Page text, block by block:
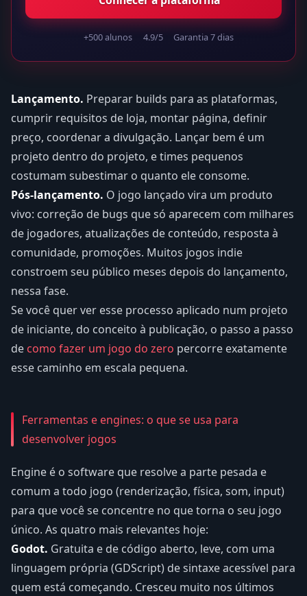
+500 alunos 4.9/5 Garantia 7 dias
Lançamento. Preparar builds para as plataformas,
cumprir requisitos de loja, montar página, definir
preço, coordenar a divulgação. Lançar bem é um
projeto dentro do projeto, e times pequenos
costumam subestimar o quanto ele consome.
Pós-lançamento. O jogo lançado vira um produto
vivo: correção de bugs que só aparecem com milhares
de jogadores, atualizações de conteúdo, resposta à
comunidade, promoções. Muitos jogos indie
constroem seu público meses depois do lançamento,
nessa fase.
Se você quer ver esse processo aplicado num projeto
de iniciante, do conceito à publicação, o passo a passo
decomo fazer um jogo do zero percorre exatamente
esse caminho em escala pequena.
Ferramentas e engines: o que se usa para
desenvolver jogos
Engine é o software que resolve a parte pesada e
comum a todo jogo (renderização, física, som, input)
para que você se concentre no que torna o seu jogo
único. As quatro mais relevantes hoje:
Godot. Gratuita e de código aberto, leve, com uma
linguagem própria (GDScript) de sintaxe acessível para
quem está começando. Cresceu muito nos últimos